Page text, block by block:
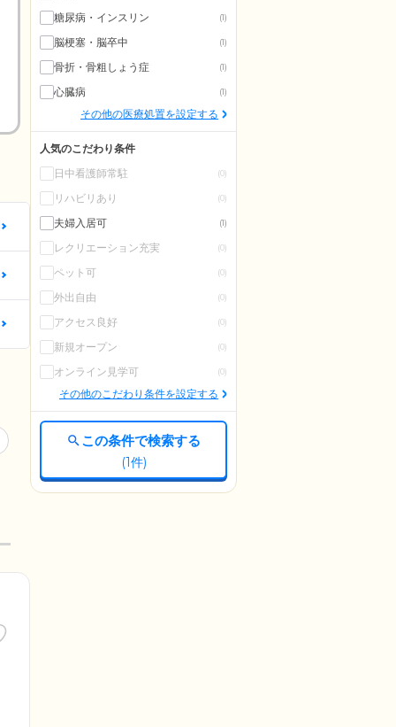
糖尿病・インスリン (1)
脳梗塞・脳卒中 (1)
骨折・骨粗しょう症 (1)
心臓病 (1)
その他の医療処置を設定する
人気のこだわり条件
日中看護師常駐
(0)
リハビリあり (0)
夫婦入居可 (1)
レクリエーション充実 (0)
ペット可 (0)
外出自由 (0)
アクセス良好 (0)
新規オープン (0)
オンライン見学可 (0)
その他のこだわり条件を設定する
この条件で検索する
(1件)